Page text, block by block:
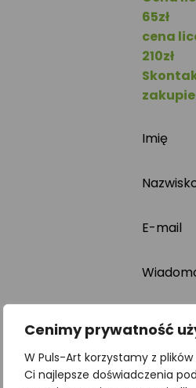
Cenimy prywatność
W Puls-Art korzystamy z
Ci najlepsze doświadczenia
65zł
cena
210zł
Imię
E-mail